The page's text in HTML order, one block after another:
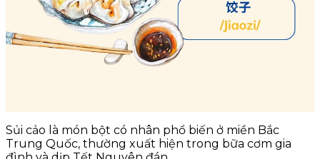
Sủi cảo là món bột có nhân phổ biến ở miền Bắc
Trung Quốc, thường xuất hiện trong bữa cơm gia